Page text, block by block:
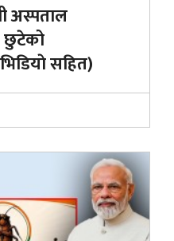
अस्पताल
छुटेको
सहित)